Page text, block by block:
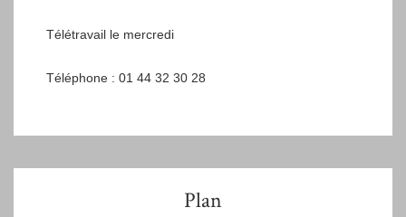
Télétravail le mercredi
Téléphone : 01 44 32 30 28
Plan